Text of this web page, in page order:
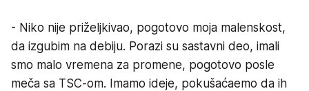
- Niko nije priželjkivao, pogotovo moja malenskost,
da izgubim na debiju. Porazi su sastavni deo, imali
smo malo vremena za promene, pogotovo posle
meča sa TSC-om. Imamo ideje, pokušaćaemo da ih